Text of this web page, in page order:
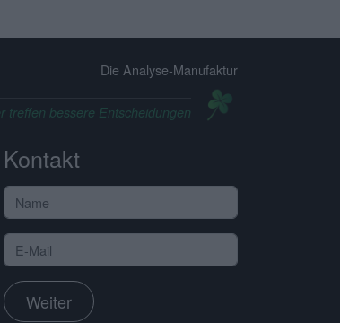
Die Analyse-Manufaktur
treffen bessere Entscheidungen
Kontakt
Weiter